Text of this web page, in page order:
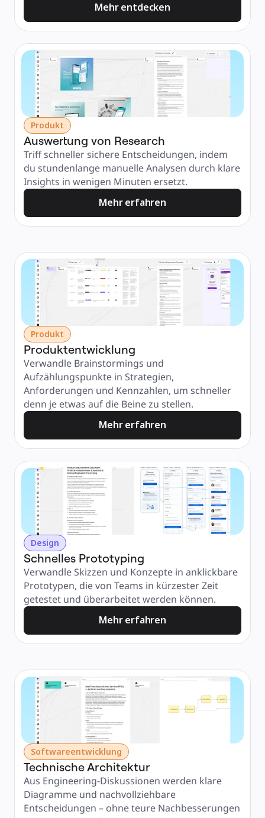
Mehr entdecken
Produkt
Auswertung von Research
Triff schneller sichere Entscheidungen, indem
du stundenlange manuelle Analysen durch klare
Insights in wenigen Minuten ersetzt.
Mehr erfahren
Produkt
Produktentwicklung
Verwandle Brainstormings und
Aufzählungspunkte in Strategien,
Anforderungen und Kennzahlen, um schneller
denn je etwas auf die Beine zu stellen.
Mehr erfahren
Design
Schnelles Prototyping
Verwandle Skizzen und Konzepte in anklickbare
Prototypen, die von Teams in kürzester Zeit
getestet und überarbeitet werden können.
Mehr erfahren
Softwareentwicklung
Technische Architektur
Aus Engineering-Diskussionen werden klare
Diagramme und nachvollziehbare
Entscheidungen – ohne teure Nachbesserungen